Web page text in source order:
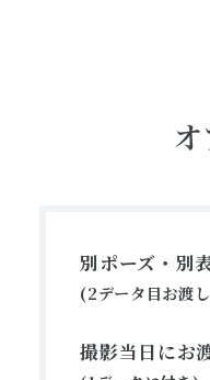
オ
別ポーズ・別
(2データ目お渡
撮影当日にお